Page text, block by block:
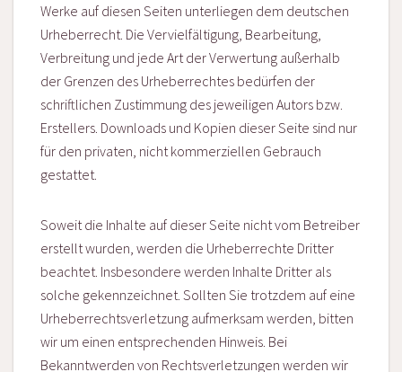
Werke auf diesen Seiten unterliegen dem deutschen
Urheberrecht. Die Vervielfältigung, Bearbeitung,
Verbreitung und jede Art der Verwertung außerhalb
der Grenzen des Urheberrechtes bedürfen der
schriftlichen Zustimmung des jeweiligen Autors bzw.
Erstellers. Downloads und Kopien dieser Seite sind nur
für den privaten, nicht kommerziellen Gebrauch
gestattet.
Soweit die Inhalte auf dieser Seite nicht vom Betreiber
erstellt wurden, werden die Urheberrechte Dritter
beachtet. Insbesondere werden Inhalte Dritter als
solche gekennzeichnet. Sollten Sie trotzdem auf eine
Urheberrechtsverletzung aufmerksam werden, bitten
wir um einen entsprechenden Hinweis. Bei
Bekanntwerden von Rechtsverletzungen werden wir